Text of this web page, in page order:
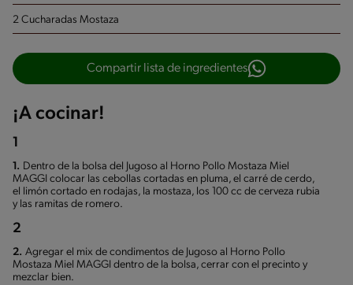
2 Cucharadas Mostaza
Compartir lista de ingredientes
¡A cocinar!
1
1. Dentro de la bolsa del Jugoso al Horno Pollo Mostaza Miel
MAGGI colocar las cebollas cortadas en pluma, el carré de cerdo,
el limón cortado en rodajas, la mostaza, los 100 cc de cerveza rubia
y las ramitas de romero.
2
2. Agregar el mix de condimentos de Jugoso al Horno Pollo
Mostaza Miel MAGGI dentro de la bolsa, cerrar con el precinto y
mezclar bien.